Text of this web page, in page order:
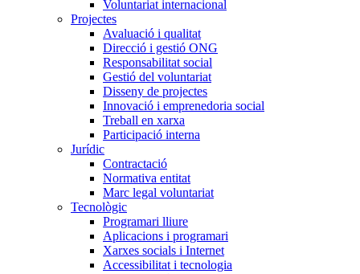
Voluntariat internacional
Projectes
Avaluació i qualitat
Direcció i gestió ONG
Responsabilitat social
Gestió del voluntariat
Disseny de projectes
Innovació i emprenedoria social
Treball en xarxa
Participació interna
Jurídic
Contractació
Normativa entitat
Marc legal voluntariat
Tecnològic
Programari lliure
Aplicacions i programari
Xarxes socials i Internet
Accessibilitat i tecnologia